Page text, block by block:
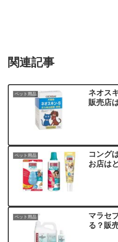
関連記事
ペット用品
ネオス
販売店
ペット用品
コング
お店は
ペット用品
マラセ
る？販